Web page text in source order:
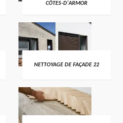
CÔTES-D'ARMOR
NETTOYAGE DE FAÇADE 22